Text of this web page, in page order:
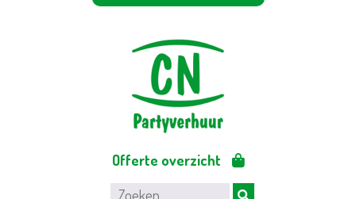
Offerte overzicht